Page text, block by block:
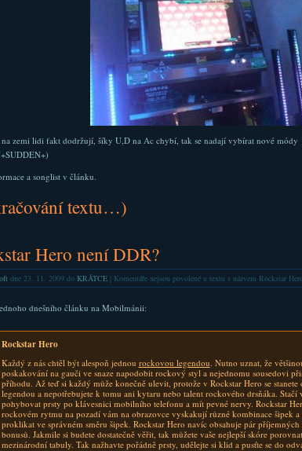
zemi lidi fakt dodržují, šíky U,D na Ac chybí, tak se nadají vybírat nové
a songlist v článku.
textu…)
Hero není DDR?
dne 23. 11. 2009 do KRÁTCE| Komentáře nejsou povolenéu textu s názvem Rockstar
dnešního článku na Mobilmánii:
Rockstar Hero
Každý z nás chtěl být alespoň jednou rockovou legendou. Nutno uznat, že
poskakování na gauči ve snaze napodobit rockový styl a nejednomu sousedovi
příhodu. Až teď si každý může konečně ulevit, protože v Rockstar Hero se
legendou a nepotřebujete k tomu ani kytaru nebo talent rockového drsňáka. Stačí
pohybovat prsty po klávesnici mobilního telefonu a mít pevné nervy. Rockstar
rockovém rytmu na pozadí vám na obrazovce vyskakují různé kombinace šipek
proklikat ve správném směru šipek. Rockstar Hero navíc obsahuje pár
bonusů. Jakmile si budete dostatečně věřit, tak můžete vaše nejlepší skóre
mezinárodní tabuly. Tak nažhavte pořádně prsty, udělejte si klid a pusťte se do